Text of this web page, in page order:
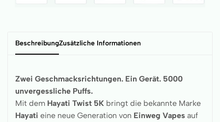
BeschreibungZusätzliche Informationen
Zwei Geschmacksrichtungen. Ein Gerät. 5000
unvergessliche Puffs.
Mit dem Hayati Twist 5K bringt die bekannte Marke
Hayati eine neue Generation von Einweg Vapes auf